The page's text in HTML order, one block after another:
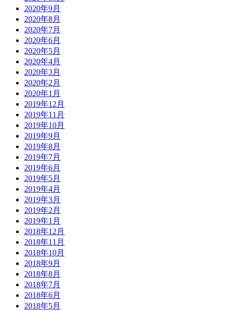
2020年9月
2020年8月
2020年7月
2020年6月
2020年5月
2020年4月
2020年3月
2020年2月
2020年1月
2019年12月
2019年11月
2019年10月
2019年9月
2019年8月
2019年7月
2019年6月
2019年5月
2019年4月
2019年3月
2019年2月
2019年1月
2018年12月
2018年11月
2018年10月
2018年9月
2018年8月
2018年7月
2018年6月
2018年5月